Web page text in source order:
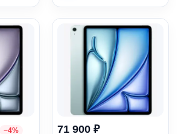
−4% 71 900 ₽